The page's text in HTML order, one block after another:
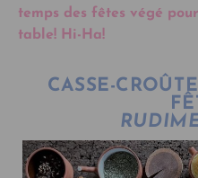
temps des fêtes végé
table! Hi-Ha!
CASSE-